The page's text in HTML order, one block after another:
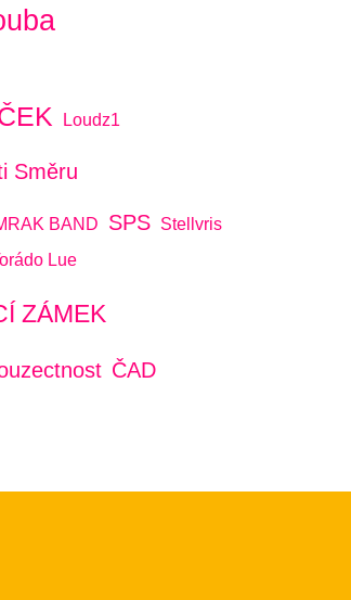
Loudz1
Směru
BAND SPS Stellvris
Lue
ZÁMEK
ČAD